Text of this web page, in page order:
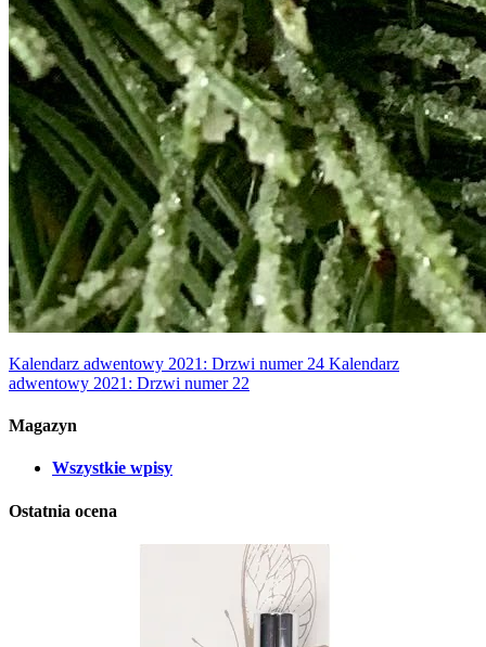
Kalendarz adwentowy 2021: Drzwi numer 24 Kalendarz
adwentowy 2021: Drzwi numer 22
Magazyn
Wszystkie wpisy
Ostatnia ocena